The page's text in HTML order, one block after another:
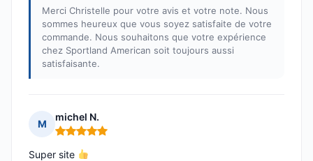
Merci Christelle pour votre avis et votre note. Nous
sommes heureux que vous soyez satisfaite de votre
commande. Nous souhaitons que votre expérience
chez Sportland American soit toujours aussi
satisfaisante.
M
michel N.
Note : 5 sur 5
Super site